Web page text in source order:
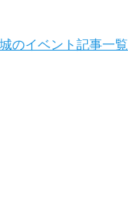
のイベント記事一覧